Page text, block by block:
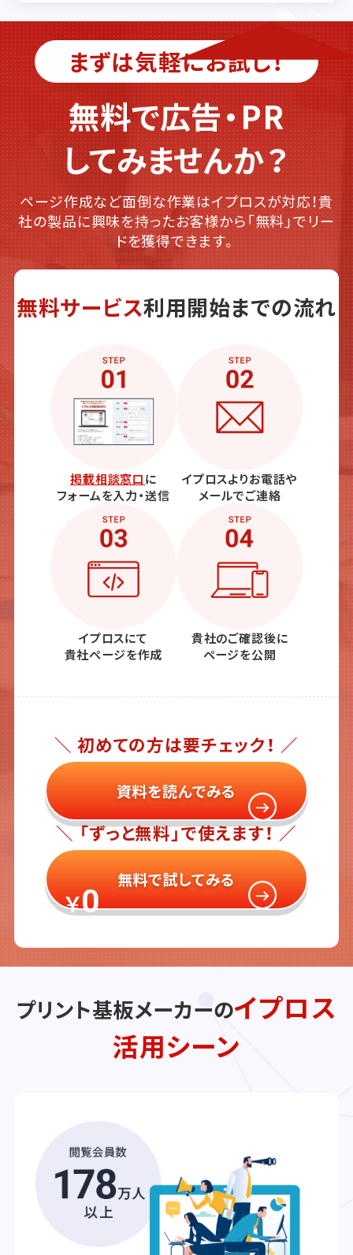
まずは気軽にお試し！
無料で広告・PR
してみませんか？
ページ作成など面倒な作業はイプロスが対応！貴
社の製品に興味を持ったお客様から「無料」でリー
ドを獲得できます。
無料サービス利用開始までの流れ
掲載相談窓口に
フォームを入力・送信
イプロスよりお電話や
メールでご連絡
イプロスにて
貴社ページを作成
貴社のご確認後に
ページを公開
＼ 初めての方は要チェック！ ／
資料を読んでみる
＼ 「ずっと無料」で使えます！ ／
￥0
無料で試してみる
プリント基板メーカーのイプロス
活用シーン